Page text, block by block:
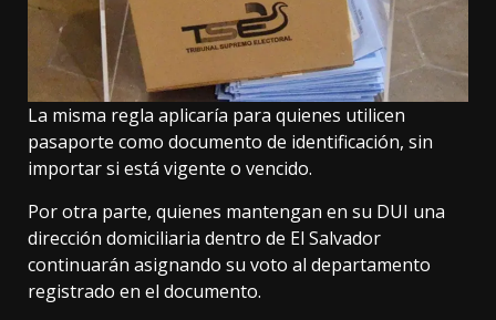
La misma regla aplicaría para quienes utilicen
pasaporte como documento de identificación, sin
importar si está vigente o vencido.
Por otra parte, quienes mantengan en su DUI una
dirección domiciliaria dentro de El Salvador
continuarán asignando su voto al departamento
registrado en el documento.